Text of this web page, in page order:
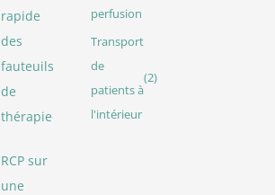
rapide
des
fauteuils
de
thérapie
RCP sur
une
perfusion
Transport
de
patients à
l'intérieur
(2)